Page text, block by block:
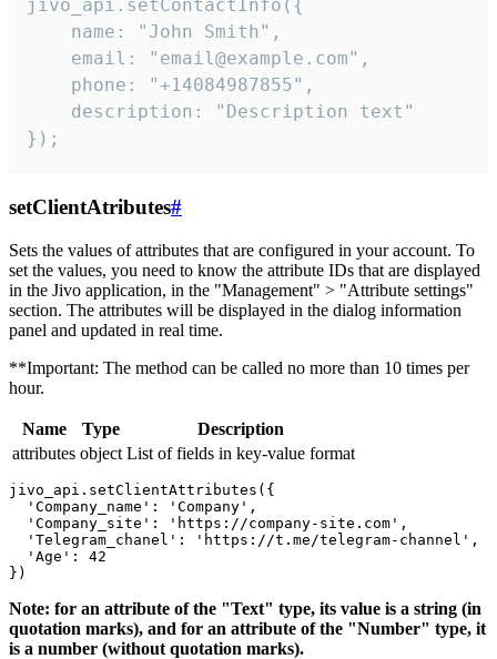
jivo_api.setContactInfo({
    name: "John Smith",
    email: "email@example.com",
    phone: "+14084987855",
    description: "Description text"
});
setClientAtributes#
Sets the values ​​of attributes that are configured in your account. To
set the values, you need to know the attribute IDs that are displayed
in the Jivo application, in the "Management" > "Attribute settings"
section. The attributes will be displayed in the dialog information
panel and updated in real time.
**Important: The method can be called no more than 10 times per
hour.
Name Type
Description
attributes object List of fields in key-value format
jivo_api.setClientAttributes({
  'Company_name': 'Company',
  'Company_site': 'https://company-site.com',
  'Telegram_chanel': 'https://t.me/telegram-channel',
  'Age': 42
Note: for an attribute of the "Text" type, its value is a string (in
quotation marks), and for an attribute of the "Number" type, it
is a number (without quotation marks).